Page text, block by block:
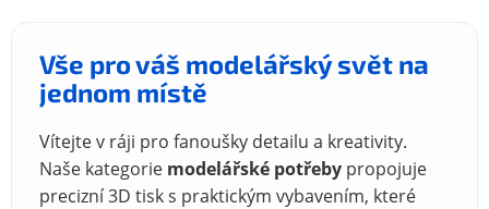
Vše pro váš modelářský svět na
jednom místě
Vítejte v ráji pro fanoušky detailu a kreativity.
Naše kategorie modelářské potřeby propojuje
precizní 3D tisk s praktickým vybavením, které